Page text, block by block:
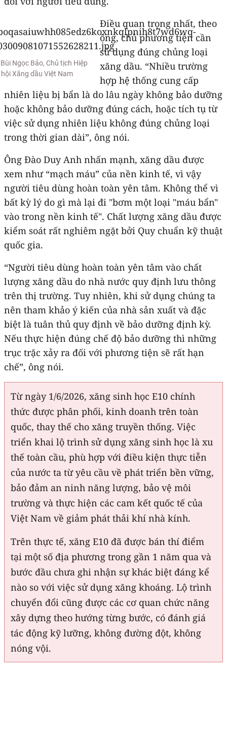
Ngọc Bảo, Chủ tịch Hiệp
hội Xăng dầu Việt Nam
Điều quan trọng nhất, theo
ông, chủ phương tiện cần
sử dụng đúng chủng loại
xăng dầu. “Nhiều trường
hợp hệ thống cung cấp
nhiên liệu bị bẩn là do lâu ngày không bảo dưỡng
hoặc không bảo dưỡng đúng cách, hoặc tích tụ từ
việc sử dụng nhiên liệu không đúng chủng loại
trong thời gian dài”, ông nói.
Ông Đào Duy Anh nhấn mạnh, xăng dầu được
xem như “mạch máu” của nền kinh tế, vì vậy
người tiêu dùng hoàn toàn yên tâm. Không thể vì
bất kỳ lý do gì mà lại đi "bơm một loại "máu bẩn"
vào trong nền kinh tế". Chất lượng xăng dầu được
kiểm soát rất nghiêm ngặt bởi Quy chuẩn kỹ thuật
quốc gia.
“Người tiêu dùng hoàn toàn yên tâm vào chất
lượng xăng dầu do nhà nước quy định lưu thông
trên thị trường. Tuy nhiên, khi sử dụng chúng ta
nên tham khảo ý kiến của nhà sản xuất và đặc
biệt là tuân thủ quy định về bảo dưỡng định kỳ.
Nếu thực hiện đúng chế độ bảo dưỡng thì những
trục trặc xảy ra đối với phương tiện sẽ rất hạn
chế”, ông nói.
Từ ngày 1/6/2026, xăng sinh học E10 chính
thức được phân phối, kinh doanh trên toàn
quốc, thay thế cho xăng truyền thống. Việc
triển khai lộ trình sử dụng xăng sinh học là xu
thế toàn cầu, phù hợp với điều kiện thực tiễn
của nước ta từ yêu cầu về phát triển bền vững,
bảo đảm an ninh năng lượng, bảo vệ môi
trường và thực hiện các cam kết quốc tế của
Việt Nam về giảm phát thải khí nhà kính.
Trên thực tế, xăng E10 đã được bán thí điểm
tại một số địa phương trong gần 1 năm qua và
bước đầu chưa ghi nhận sự khác biệt đáng kể
nào so với việc sử dụng xăng khoáng. Lộ trình
chuyển đổi cũng được các cơ quan chức năng
xây dựng theo hướng từng bước, có đánh giá
tác động kỹ lưỡng, không đường đột, không
nóng vội.